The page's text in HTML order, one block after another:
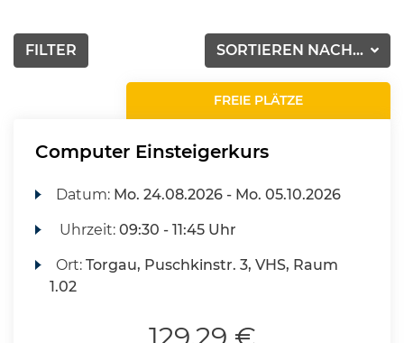
SORTIEREN NACH...
FILTER
FREIE PLÄTZE
Computer Einsteigerkurs
Datum: Mo. 24.08.2026 - Mo. 05.10.2026
Uhrzeit:09:30 - 11:45 Uhr
Ort:Torgau, Puschkinstr. 3, VHS, Raum
1.02